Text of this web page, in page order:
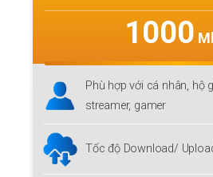
1000
Phù hợp với cá nhân, hộ
streamer, gamer
Tốc độ Download/